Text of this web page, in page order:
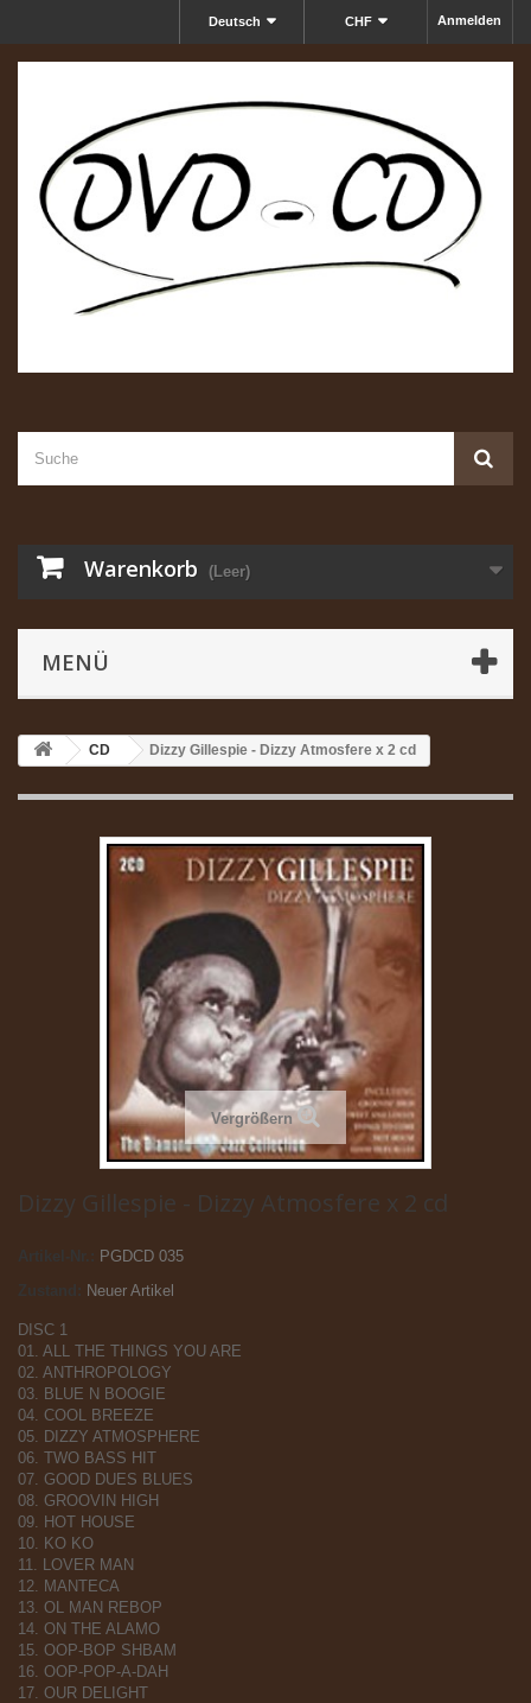
Anmelden
CHF
Deutsch
Warenkorb (Leer)
MENÜ
CD Dizzy Gillespie - Dizzy Atmosfere x 2 cd
Vergrößern
Dizzy Gillespie - Dizzy Atmosfere x 2 cd
Artikel-Nr.:
PGDCD 035
Zustand:
Neuer Artikel
DISC 1
01. ALL THE THINGS YOU ARE
02. ANTHROPOLOGY
03. BLUE N BOOGIE
04. COOL BREEZE
05. DIZZY ATMOSPHERE
06. TWO BASS HIT
07. GOOD DUES BLUES
08. GROOVIN HIGH
09. HOT HOUSE
10. KO KO
11. LOVER MAN
12. MANTECA
13. OL MAN REBOP
14. ON THE ALAMO
15. OOP-BOP SHBAM
16. OOP-POP-A-DAH
17. OUR DELIGHT